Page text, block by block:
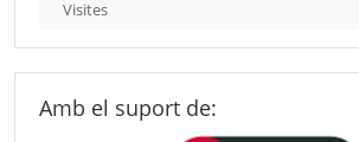
Visites
Amb el suport de: